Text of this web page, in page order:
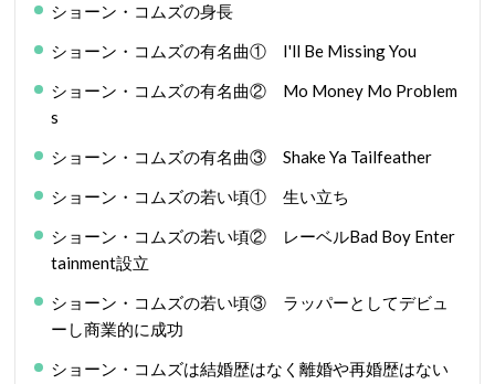
ショーン・コムズの身長
ショーン・コムズの有名曲① I'll Be Missing You
ショーン・コムズの有名曲② Mo Money Mo Problem
s
ショーン・コムズの有名曲③ Shake Ya Tailfeather
ショーン・コムズの若い頃① 生い立ち
ショーン・コムズの若い頃② レーベルBad Boy Enter
tainment設立
ショーン・コムズの若い頃③ ラッパーとしてデビュ
ーし商業的に成功
ショーン・コムズは結婚歴はなく離婚や再婚歴はない